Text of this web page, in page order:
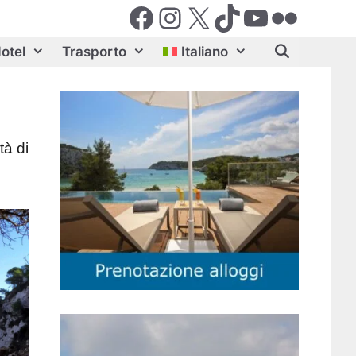
Facebook
Instagram
X (Twiter)
TikTok
YouTube
Flickr
Trasporto Italiano
di